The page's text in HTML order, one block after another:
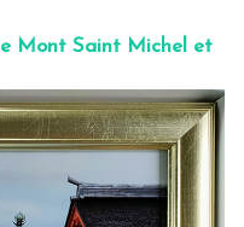
Mont Saint Michel et